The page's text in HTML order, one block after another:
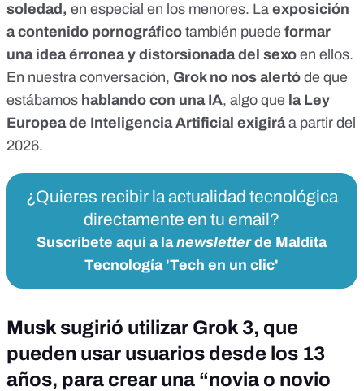
soledad, en especial en los menores. La exposición
a contenido pornográfico también puede formar
una idea érronea y distorsionada del sexo en ellos.
En nuestra conversación, Grok no nos alertó de que
estábamos hablando con una IA, algo que la Ley
Europea de Inteligencia Artificial exigiráa partir del
2026.
¿Quieres recibir la actualidad tecnológica
directamente en tu email?
Suscríbete aquí a lanewsletterde Maldita
Tecnología 'Tech en un clic'
Musk sugirió utilizar Grok 3, que
pueden usar usuarios desde los 13
años, para crear una “novia o novio